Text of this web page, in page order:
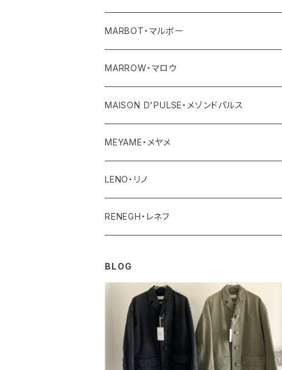
その他
ワンピース・サロペット
その他
ボトム
その他
その他
アウター
トップス
レディース
ユニセックス・メンズ
ボトム
レディース
ユニセックスメンズ
MARBOT・マルボー
シューズ
MARROW・マロウ
バッグ
その他
MAISON D'PULSE・メゾンドパルス
アクセサリー
その他
MEYAME・メヤメ
アウター
トップス
ワンピース・オールインワン
その他
LENO・リノ
アウター
ワンピース・サロペット
その他
RENEGH・レネフ
ボトム
BLOG